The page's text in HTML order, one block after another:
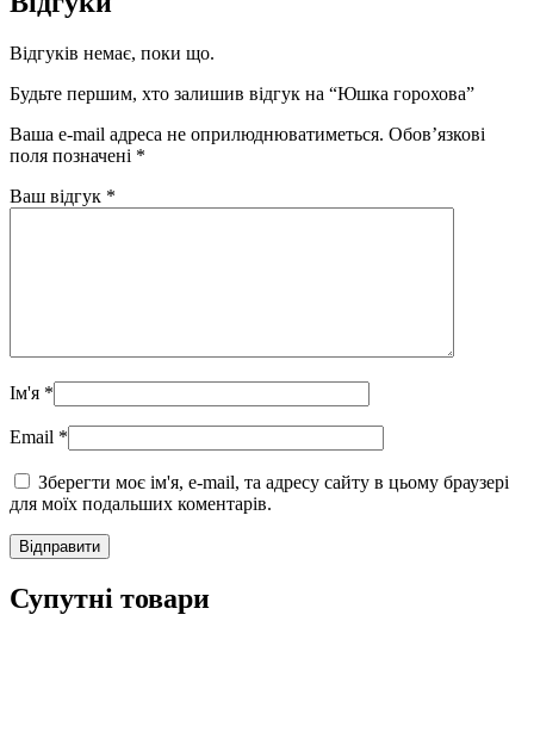
Відгуків немає, поки що.
Будьте першим, хто залишив відгук на “Юшка горохова”
Ваша e-mail адреса не оприлюднюватиметься. Обов’язкові
поля позначені *
Ваш відгук *
Ім'я *
Email *
Зберегти моє ім'я, e-mail, та адресу сайту в цьому браузері
для моїх подальших коментарів.
Супутні товари